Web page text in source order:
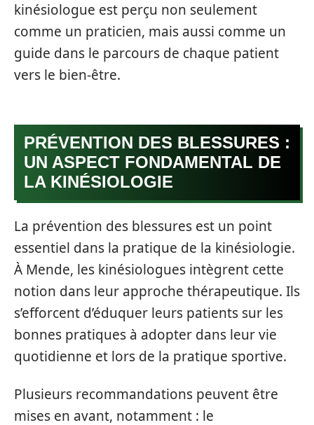
kinésiologue est perçu non seulement
comme un praticien, mais aussi comme un
guide dans le parcours de chaque patient
vers le bien-être.
PRÉVENTION DES BLESSURES :
UN ASPECT FONDAMENTAL DE
LA KINÉSIOLOGIE
La prévention des blessures est un point
essentiel dans la pratique de la kinésiologie.
À Mende, les kinésiologues intègrent cette
notion dans leur approche thérapeutique. Ils
s’efforcent d’éduquer leurs patients sur les
bonnes pratiques à adopter dans leur vie
quotidienne et lors de la pratique sportive.
Plusieurs recommandations peuvent être
mises en avant, notamment : le